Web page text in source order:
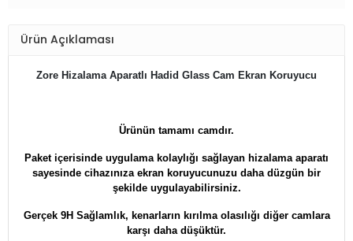
Ürün Açıklaması
Zore Hizalama Aparatlı Hadid Glass Cam Ekran Koruyucu
Ürünün tamamı camdır.
Paket içerisinde uygulama kolaylığı sağlayan hizalama aparatı
sayesinde cihazınıza ekran koruyucunuzu daha düzgün bir
şekilde uygulayabilirsiniz.
Gerçek 9H Sağlamlık, kenarların kırılma olasılığı diğer camlara
karşı daha düşüktür.